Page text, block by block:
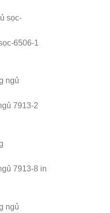
6506-1
7913-2
7913-8 in